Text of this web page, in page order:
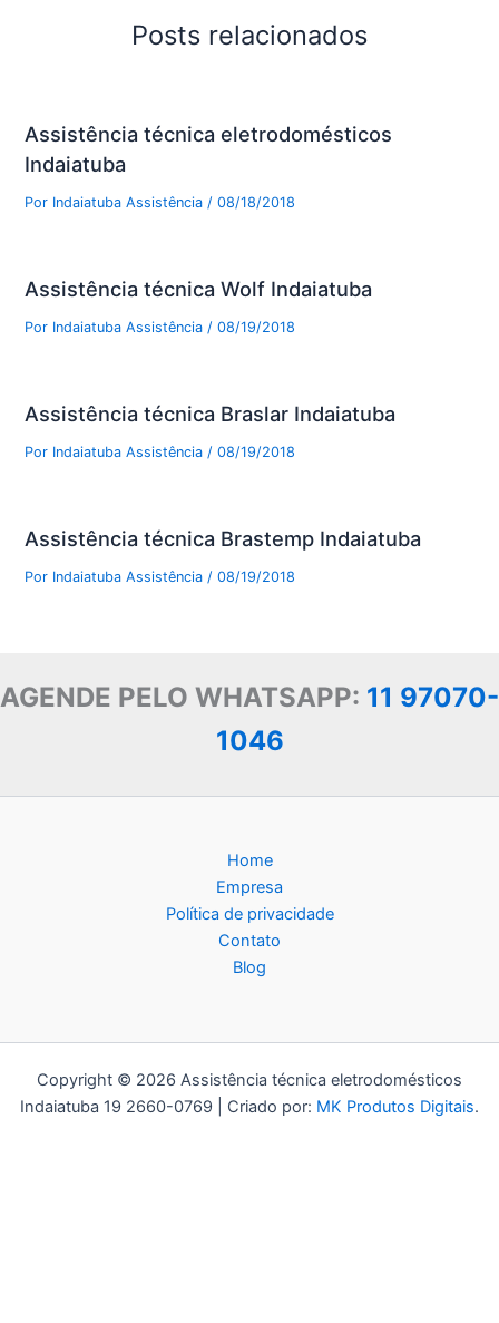
Posts relacionados
Assistência técnica eletrodomésticos
Indaiatuba
Por Indaiatuba Assistência /08/18/2018
Assistência técnica Wolf Indaiatuba
Por Indaiatuba Assistência /08/19/2018
Assistência técnica Braslar Indaiatuba
Por Indaiatuba Assistência/08/19/2018
Assistência técnica Brastemp Indaiatuba
Por Indaiatuba Assistência/08/19/2018
AGENDE PELO WHATSAPP: 11 97070-
1046
Home
Empresa
Política de privacidade
Contato
Blog
Copyright © 2026 Assistência técnica eletrodomésticos
Indaiatuba 19 2660-0769 | Criado por: MK Produtos Digitais.